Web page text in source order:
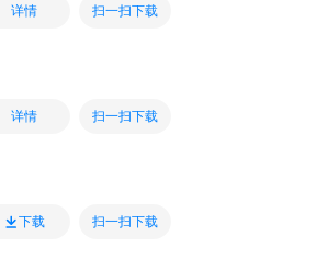
详情 扫一扫下载
详情 扫一扫下载
下载 扫一扫下载